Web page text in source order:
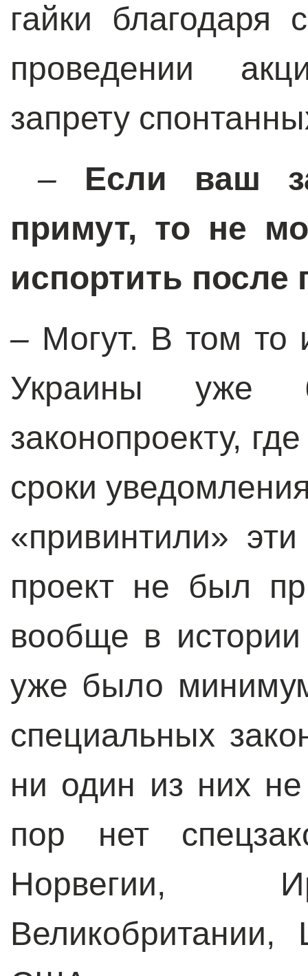
гайки благодаря
проведении
запрету
– Если ваш
примут, то не
испортить после
– Могут. В том то
Украины
законопроекту,
сроки
«привинтили»
проект не был
вообще в
уже было
специальных
ни один из них
пор нет
Норвегии,